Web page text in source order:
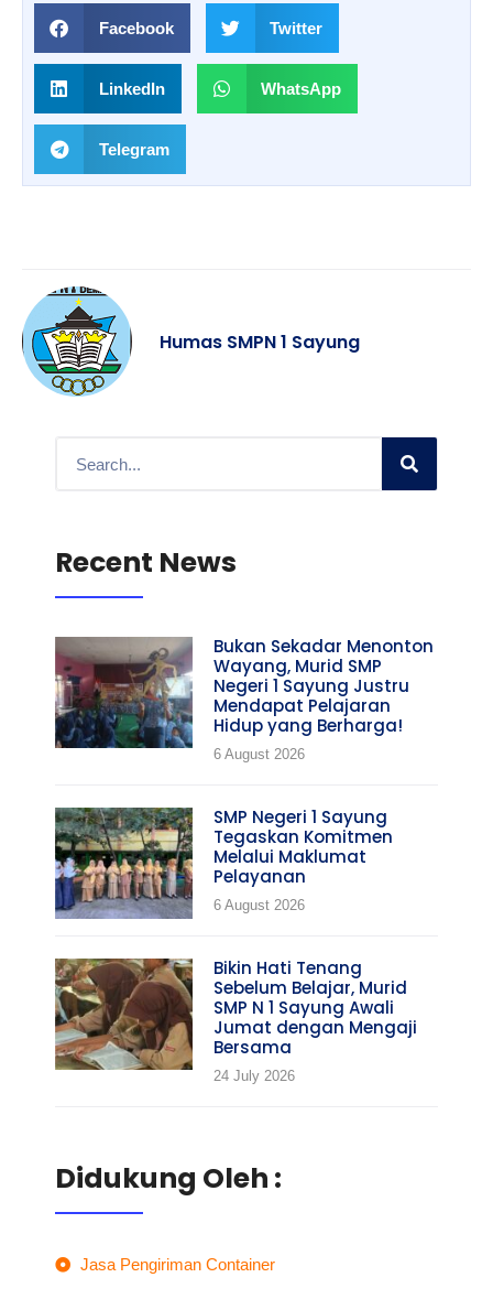
Facebook Twitter
LinkedIn WhatsApp
Telegram
Humas SMPN 1 Sayung
Recent News
Bukan Sekadar Menonton
Wayang, Murid SMP
Negeri 1 Sayung Justru
Mendapat Pelajaran
Hidup yang Berharga!
6 August 2026
SMP Negeri 1 Sayung
Tegaskan Komitmen
Melalui Maklumat
Pelayanan
6 August 2026
Bikin Hati Tenang
Sebelum Belajar, Murid
SMP N 1 Sayung Awali
Jumat dengan Mengaji
Bersama
24 July 2026
Didukung Oleh :
Jasa Pengiriman Container